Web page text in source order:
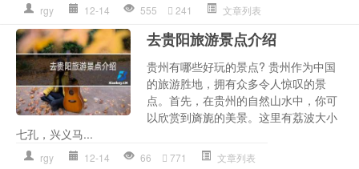
rgy 12-14 555 241 文章列表
去贵阳旅游景点介绍
贵州有哪些好玩的景点? 贵州作为中国
的旅游胜地，拥有众多令人惊叹的景
点。首先，在贵州的自然山水中，你可
以欣赏到旖旎的美景。这里有荔波大小
七孔，兴义马...
rgy 12-14 66 771 文章列表